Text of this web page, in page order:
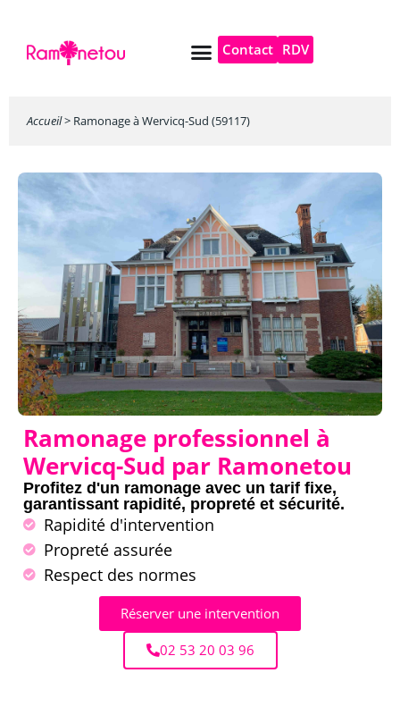
Contact RDV
Accueil> Ramonage à Wervicq-Sud (59117)
Ramonage professionnel à
Wervicq-Sud par Ramonetou
Profitez d'un ramonage avec un tarif fixe,
garantissant rapidité, propreté et sécurité.
Rapidité d'intervention
Propreté assurée
Respect des normes
Réserver une intervention
02 53 20 03 96